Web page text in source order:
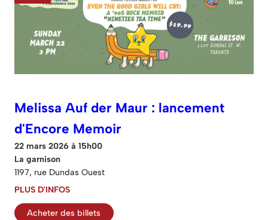
Melissa Auf der Maur : lancement
d'Encore Memoir
22 mars 2026 à 15h00
La garnison
1197, rue Dundas Ouest
PLUS D'INFOS
Acheter des billets